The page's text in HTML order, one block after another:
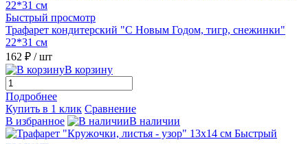
Быстрый просмотр
Трафарет кондитерский "С Новым Годом, тигр, снежинки"
22*31 см
162 ₽ / шт
В корзину
Подробнее
Купить в 1 клик Сравнение
В избранное
В наличии
Быстрый